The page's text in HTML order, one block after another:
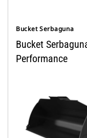
Bucket Serbaguna
Bucket
Performance